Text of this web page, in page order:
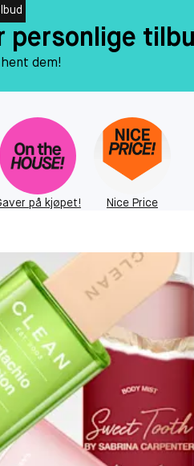
personlige
dem!
på kjøpet!
Nice Price